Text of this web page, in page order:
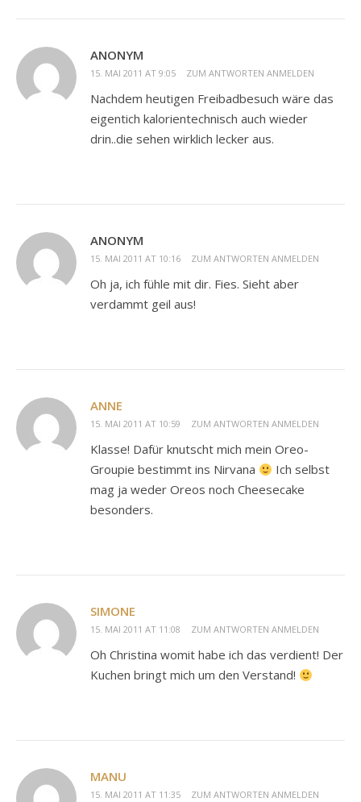
ANONYM
15. MAI 2011 AT 9:05 ZUM ANTWORTEN ANMELDEN
Nachdem heutigen Freibadbesuch wäre das
eigentich kalorientechnisch auch wieder
drin..die sehen wirklich lecker aus.
ANONYM
15. MAI 2011 AT 10:16 ZUM ANTWORTEN ANMELDEN
Oh ja, ich fühle mit dir. Fies. Sieht aber
verdammt geil aus!
ANNE
15. MAI 2011 AT 10:59 ZUM ANTWORTEN ANMELDEN
Klasse! Dafür knutscht mich mein Oreo-
Groupie bestimmt ins Nirvana
Ich selbst
mag ja weder Oreos noch Cheesecake
besonders.
SIMONE
15. MAI 2011 AT 11:08 ZUM ANTWORTEN ANMELDEN
Oh Christina womit habe ich das verdient! Der
Kuchen bringt mich um den Verstand!
MANU
15. MAI 2011 AT 11:35 ZUM ANTWORTEN ANMELDEN